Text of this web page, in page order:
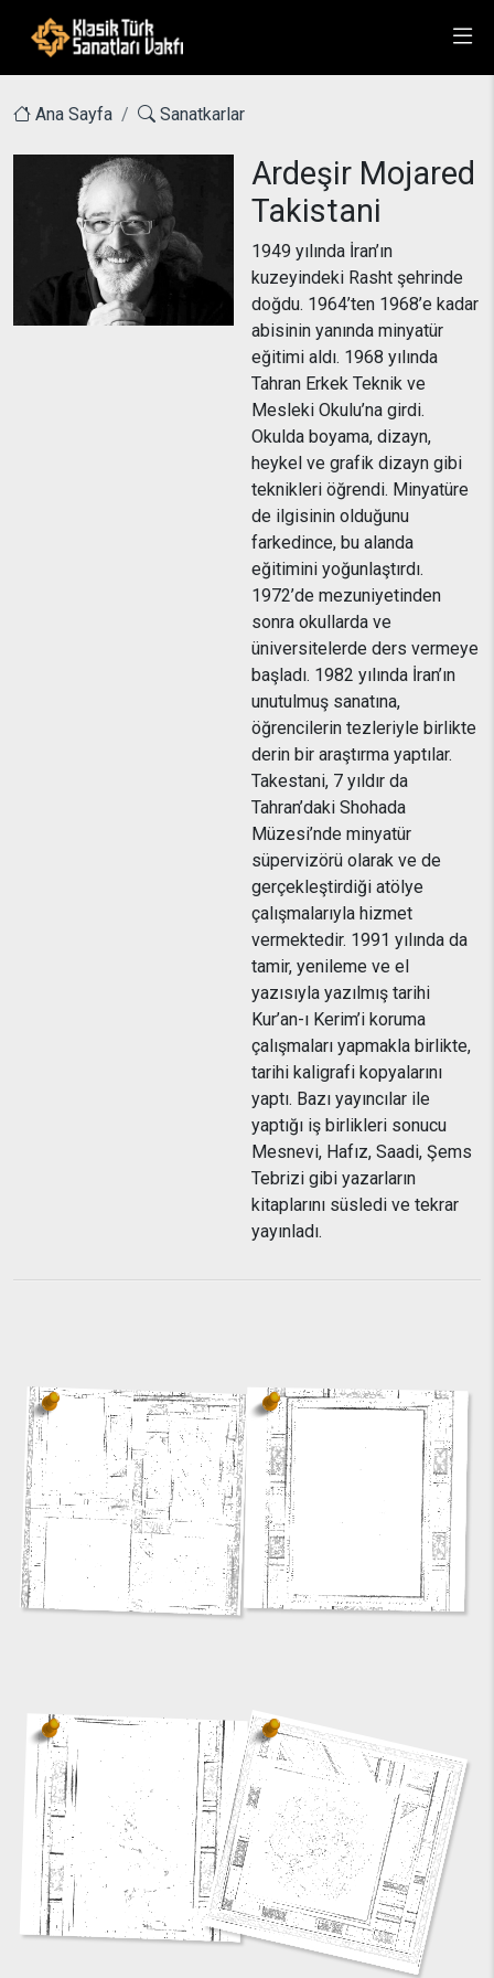
Ana Sayfa Sanatkarlar
Ardeşir Mojared
Takistani
1949 yılında İran’ın
kuzeyindeki Rasht şehrinde
doğdu. 1964’ten 1968’e kadar
abisinin yanında minyatür
eğitimi aldı. 1968 yılında
Tahran Erkek Teknik ve
Mesleki Okulu’na girdi.
Okulda boyama, dizayn,
heykel ve grafik dizayn gibi
teknikleri öğrendi. Minyatüre
de ilgisinin olduğunu
farkedince, bu alanda
eğitimini yoğunlaştırdı.
1972’de mezuniyetinden
sonra okullarda ve
üniversitelerde ders vermeye
başladı. 1982 yılında İran’ın
unutulmuş sanatına,
öğrencilerin tezleriyle birlikte
derin bir araştırma yaptılar.
Takestani, 7 yıldır da
Tahran’daki Shohada
Müzesi’nde minyatür
süpervizörü olarak ve de
gerçekleştirdiği atölye
çalışmalarıyla hizmet
vermektedir. 1991 yılında da
tamir, yenileme ve el
yazısıyla yazılmış tarihi
Kur’an-ı Kerim’i koruma
çalışmaları yapmakla birlikte,
tarihi kaligrafi kopyalarını
yaptı. Bazı yayıncılar ile
yaptığı iş birlikleri sonucu
Mesnevi, Hafız, Saadi, Şems
Tebrizi gibi yazarların
kitaplarını süsledi ve tekrar
yayınladı.